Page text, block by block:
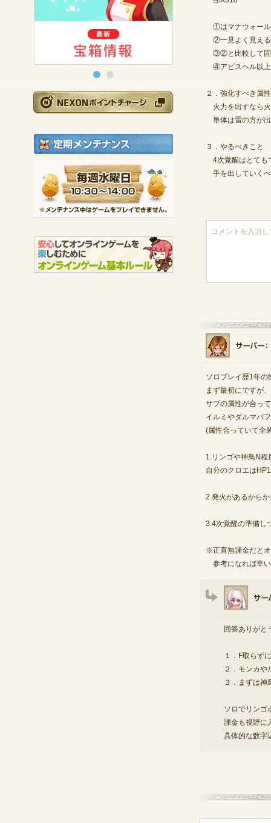
NEXONポイントチ
①はマナウォール
②一見よく見える
③②と比較して固
④アビスヘル以上
２．強化すべき属
火力を出すなら
単体は雷の方が
３．やるべきこと
4次覚醒はとても
手を出していく
ソロプレイ歴1年の
まず最初にですが
サブの属性が合っ
イルミやダルマバ
(属性合っていて全
1.リンゴや神鳥N
自分のクロエは
2.発火があるから
3.4次覚醒の準備し
※正直無課金だと
参考になれば幸
回答ありがと
１．F取らず
２．モンカ
３．まずは神
ソロでリンゴ
課金も視野に
具体的な数字